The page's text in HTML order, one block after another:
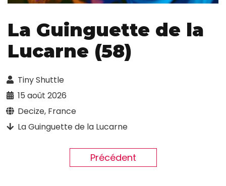
La Guinguette de la
Lucarne (58)
Tiny Shuttle
15 août 2026
Decize, France
La Guinguette de la Lucarne
Précédent